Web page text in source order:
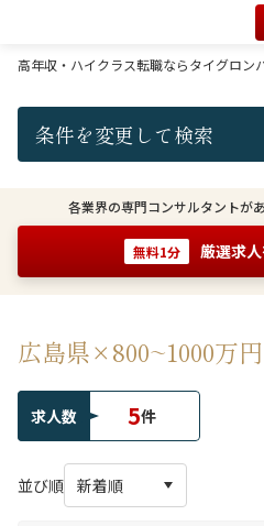
高年収・ハイクラス転職ならタイグロン
条件を変更して検索
各業界の専門コンサルタントが
無料1分 厳選求
広島県×800~1000万円
求人数 5件
並び順